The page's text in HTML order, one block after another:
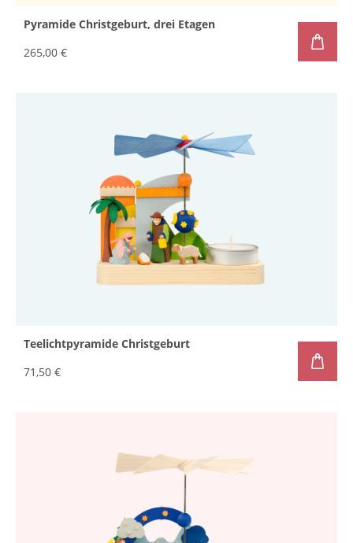
Pyramide Christgeburt, drei Etagen
265,00 €
Teelichtpyramide Christgeburt
71,50 €